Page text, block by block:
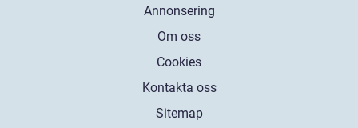
Annonsering
Om oss
Cookies
Kontakta oss
Sitemap